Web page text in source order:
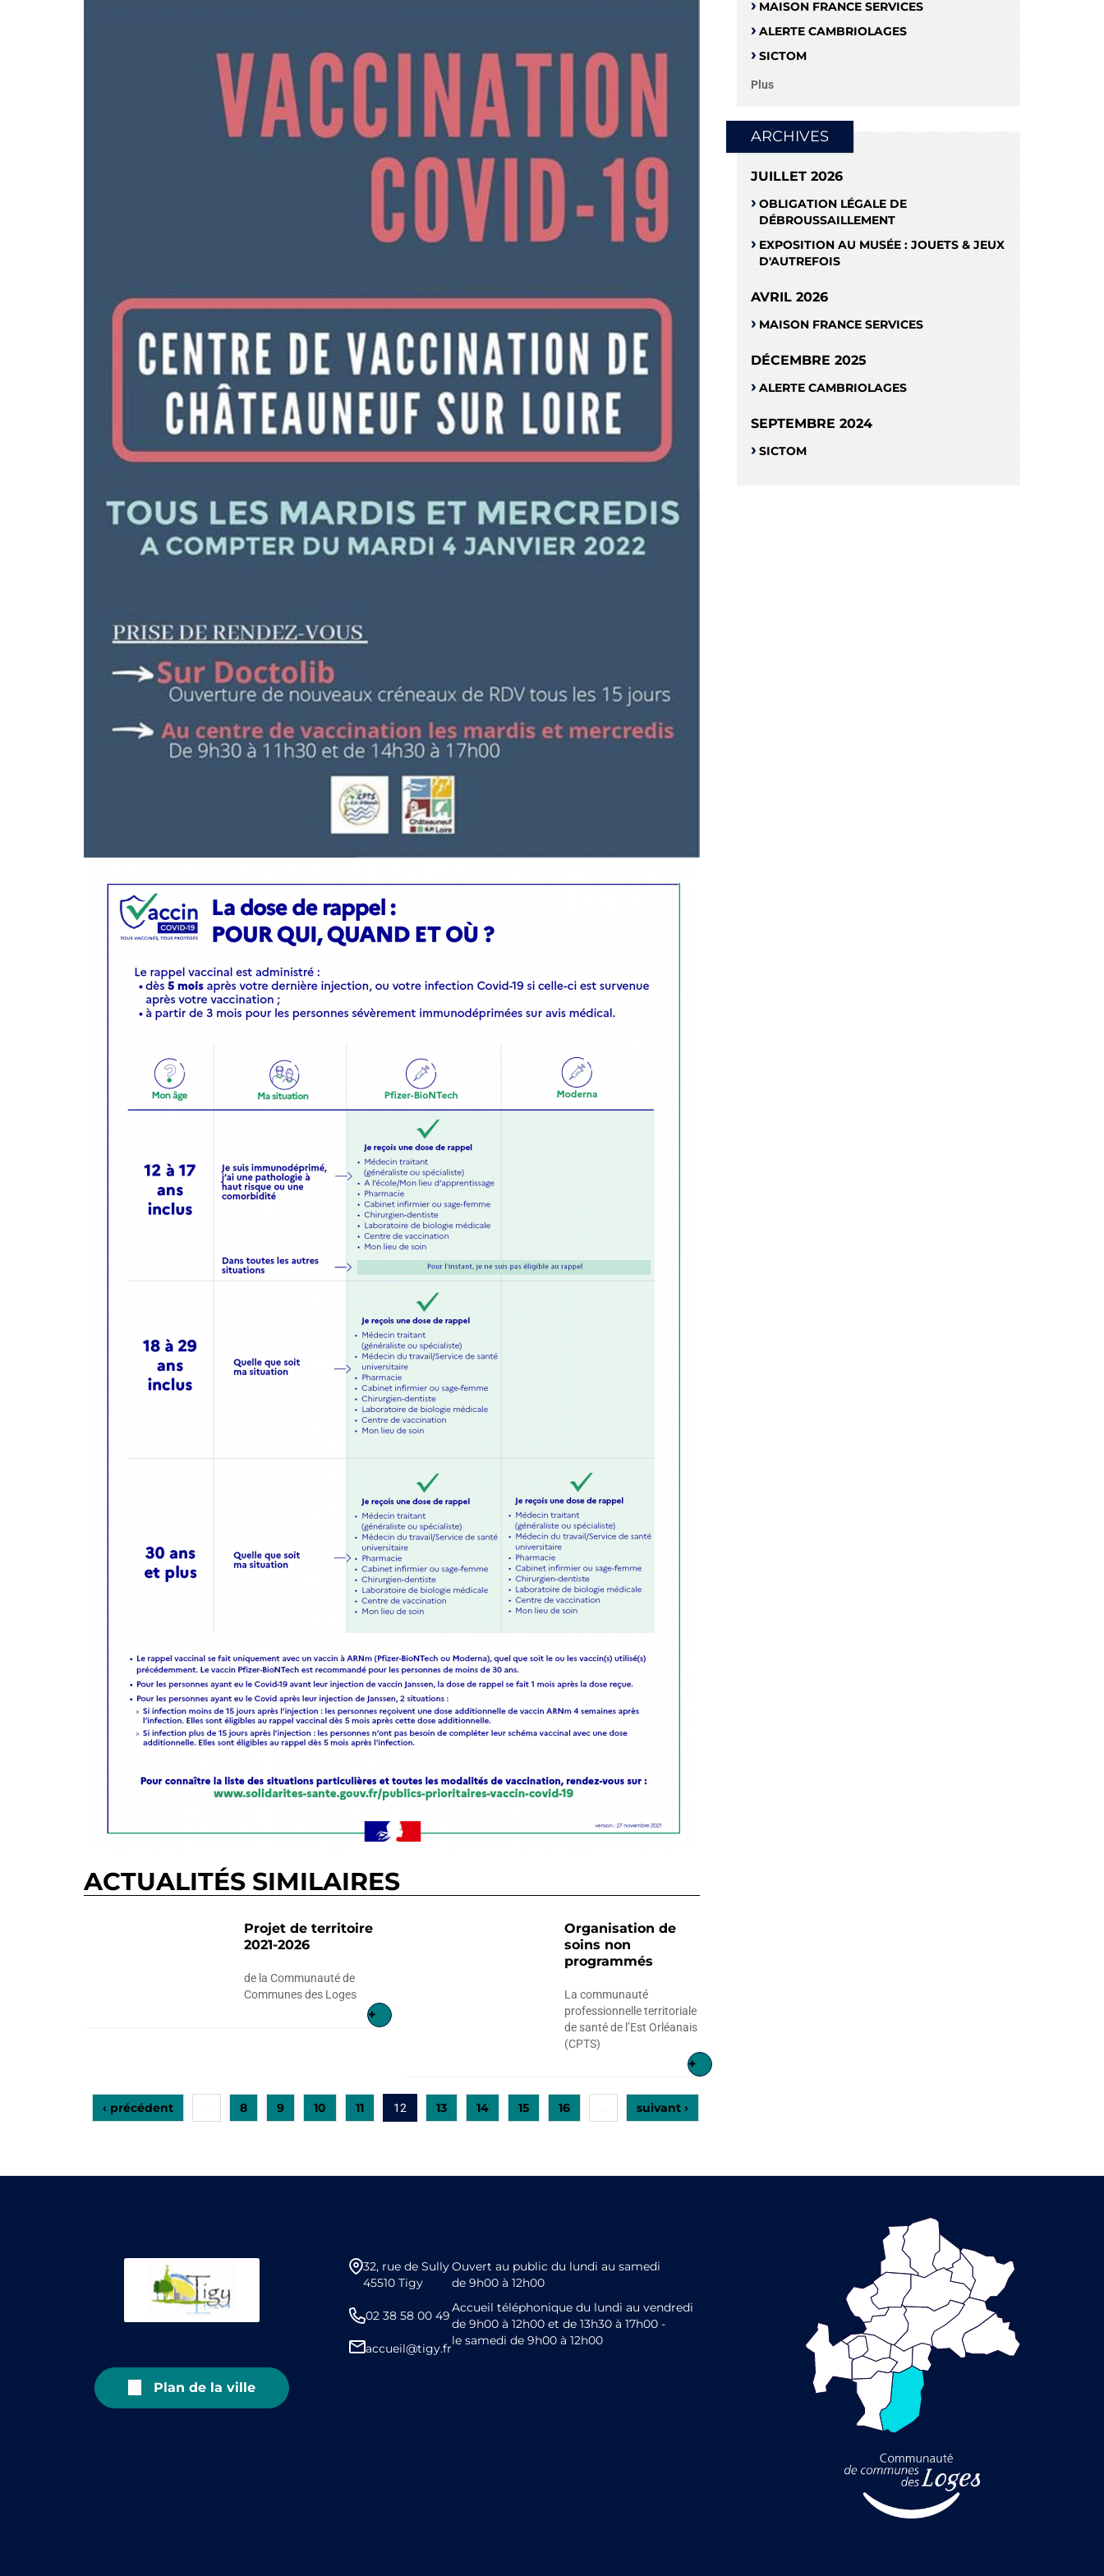
ACTUALITÉS SIMILAIRES
Projet de territoire
2021-2026
de la Communauté de
Communes des Loges
+
Organisation de
soins non
programmés
La communauté
professionnelle territoriale
de santé de l’Est Orléanais
(CPTS)
+
‹ précédent 8 9 10 11 12 13 14 15 16 suivant ›
MAISON FRANCE SERVICES
ALERTE CAMBRIOLAGES
SICTOM
Plus
ARCHIVES
JUILLET 2026
OBLIGATION LÉGALE DE
DÉBROUSSAILLEMENT
EXPOSITION AU MUSÉE : JOUETS & JEUX
D'AUTREFOIS
AVRIL 2026
MAISON FRANCE SERVICES
DÉCEMBRE 2025
ALERTE CAMBRIOLAGES
SEPTEMBRE 2024
SICTOM
Plan de la ville
32, rue de Sully
45510 Tigy
02 38 58 00 49
accueil@tigy.fr
Ouvert au public du lundi au samedi
de 9h00 à 12h00
Accueil téléphonique du lundi au vendredi
de 9h00 à 12h00 et de 13h30 à 17h00 -
le samedi de 9h00 à 12h00